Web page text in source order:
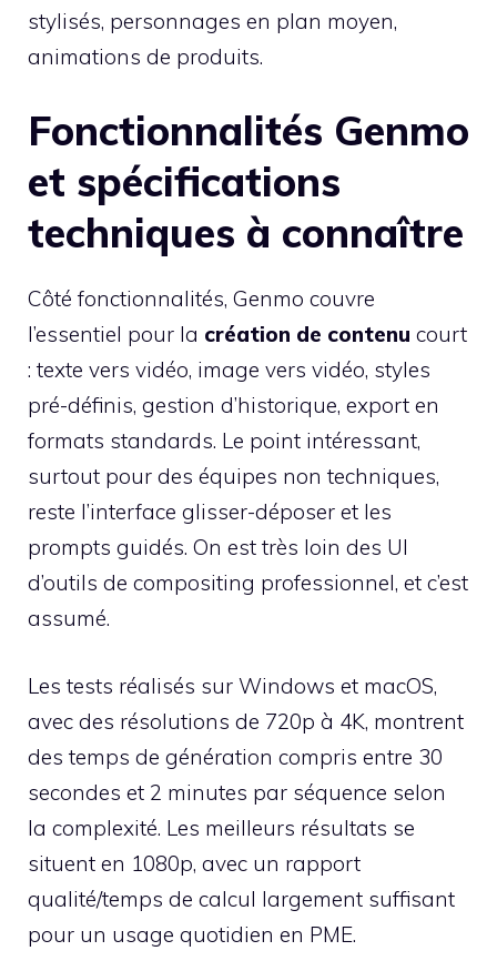
stylisés, personnages en plan moyen,
animations de produits.
Fonctionnalités Genmo
et spécifications
techniques à connaître
Côté fonctionnalités, Genmo couvre
l’essentiel pour la création de contenu court
: texte vers vidéo, image vers vidéo, styles
pré-définis, gestion d’historique, export en
formats standards. Le point intéressant,
surtout pour des équipes non techniques,
reste l’interface glisser-déposer et les
prompts guidés. On est très loin des UI
d’outils de compositing professionnel, et c’est
assumé.
Les tests réalisés sur Windows et macOS,
avec des résolutions de 720p à 4K, montrent
des temps de génération compris entre 30
secondes et 2 minutes par séquence selon
la complexité. Les meilleurs résultats se
situent en 1080p, avec un rapport
qualité/temps de calcul largement suffisant
pour un usage quotidien en PME.